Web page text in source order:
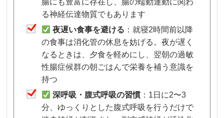
腸にも豊富に存在し、腸の蠕動運動に関わ
る神経伝達物質でもあります
夜遅い食事を避ける ：就寝2時間前以降
の食事は消化管の休息を妨げる。夜が遅く
なるときは、夕食を軽めにし、翌朝の過敏
性腸症候群の朝ごはんで栄養を補う意識を
持つ
深呼吸・腹式呼吸の習慣 ：1日に2〜3
分、ゆっくりとした腹式呼吸を行うだけで